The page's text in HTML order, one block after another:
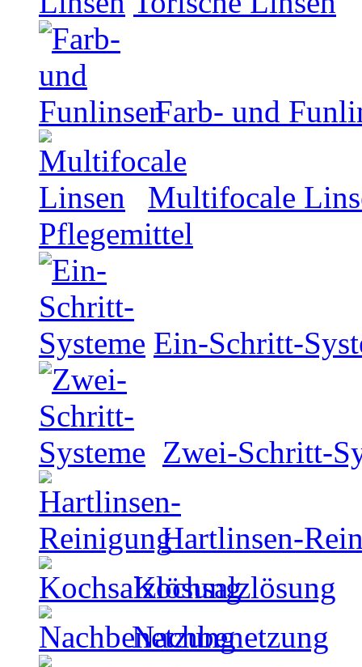
Farb- und
Multifocale
Pflegemittel
Ein-Schritt-
Zwei-Schritt-
Hartlinsen-
Kochsalzlösung
Nachbenetzung